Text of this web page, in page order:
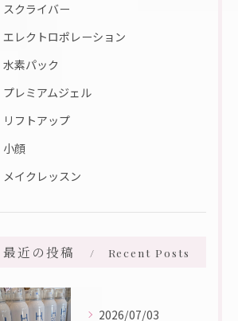
スクライバー
エレクトロポレーション
水素パック
プレミアムジェル
リフトアップ
小顔
メイクレッスン
最近の投稿 Recent Posts
2026/07/03